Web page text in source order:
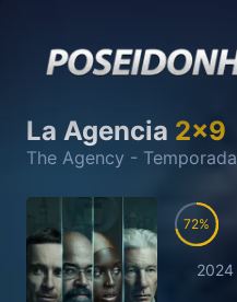
La Agencia 2x9
The Agency - Temporada
72
2024